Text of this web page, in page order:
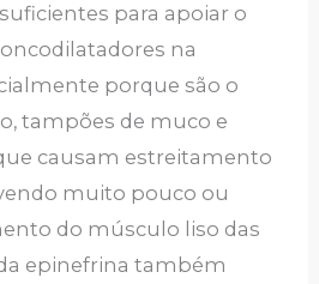
para apoiar o
na
porque são o
tampões de muco e
causam estreitamento
muito pouco ou
do músculo liso das
epinefrina também